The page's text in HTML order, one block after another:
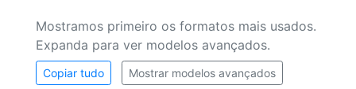
Mostramos primeiro os formatos mais usados.
Expanda para ver modelos avançados.
Copiar tudo Mostrar modelos avançados